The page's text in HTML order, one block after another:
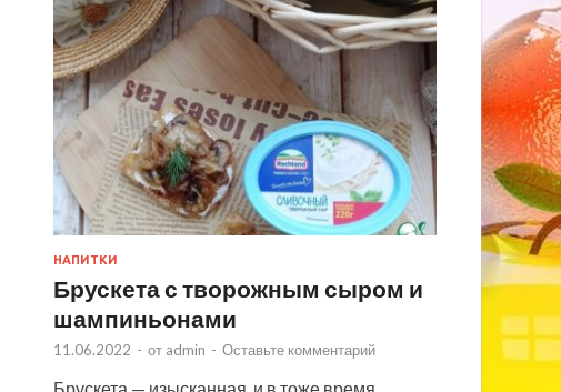
НАПИТКИ
Брускета с творожным сыром и
шампиньонами
11.06.2022 - от admin - Оставьте комментарий